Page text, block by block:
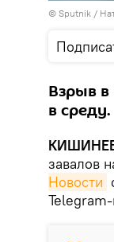
© Sputnik /
Взрыв
в среду.
завалов
Новости